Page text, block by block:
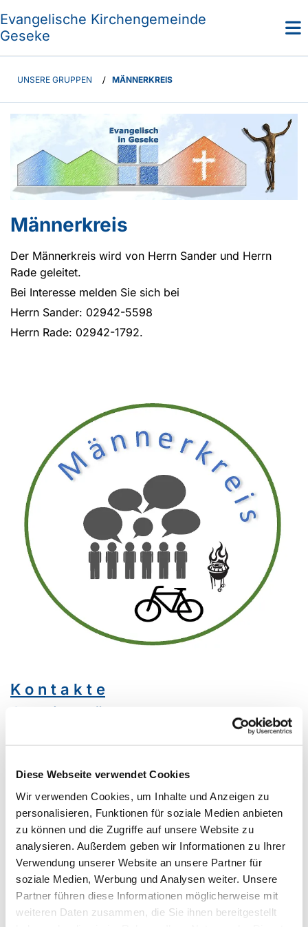
Diese Webseite verwendet Cookies
Wir verwenden Cookies, um Inhalte und Anzeigen zu
personalisieren, Funktionen für soziale Medien anbieten
zu können und die Zugriffe auf unsere Website zu
analysieren. Außerdem geben wir Informationen zu Ihrer
Verwendung unserer Website an unsere Partner für
soziale Medien, Werbung und Analysen weiter. Unsere
Partner führen diese Informationen möglicherweise mit
weiteren Daten zusammen, die Sie ihnen bereitgestellt
Evangelische Kirchengemeinde
Geseke
UNSERE GRUPPEN / MÄNNERKREIS
Männerkreis
Der Männerkreis wird von Herrn Sander und Herrn
Rade geleitet.
Bei Interesse melden Sie sich bei
Herrn Sander: 02942-5598
Herrn Rade: 02942-1792.
K o n t a k t e
Gemeindebüro
✆ 02942 3102 |✉ E-Mail
Pfarrerin
✆ 02942 5747954 |✉ E-Mail
G e m e i n d e t e r m i n e